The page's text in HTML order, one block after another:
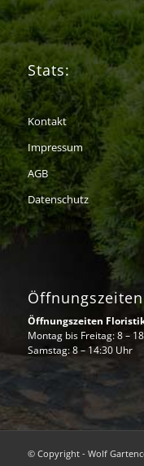
Stats:
Kontakt
Impressum
AGB
Datenschutz
Öffnungszeiten
Montag bis Freitag: 8 –
Samstag: 8 – 14:30 Uhr
© Copyright - Wolf